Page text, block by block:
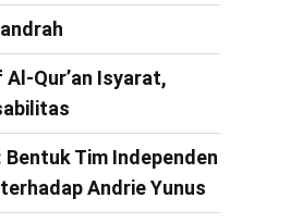
Qur’an Isyarat,
Bentuk Tim Independen
Andrie Yunus